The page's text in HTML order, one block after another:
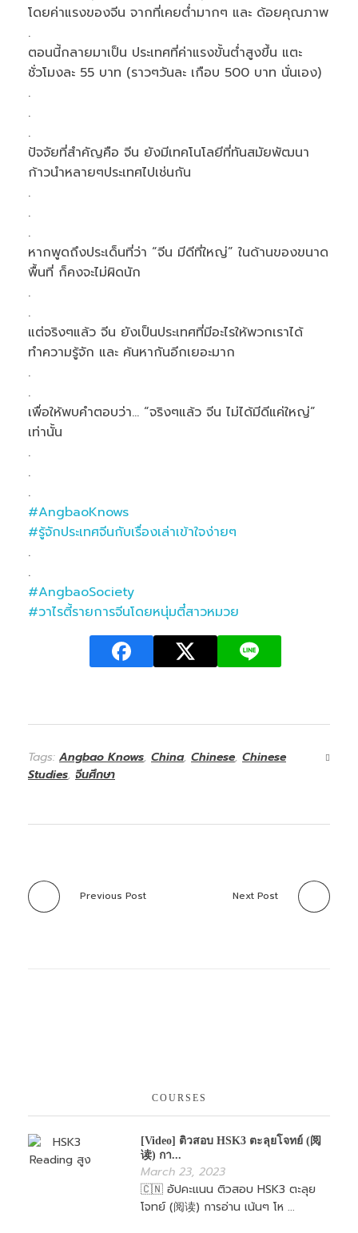
โดยค่าแรงของจีน จากที่เคยต่ำมากๆ และ ด้อยคุณภาพ
.
ตอนนี้กลายมาเป็น ประเทศที่ค่าแรงขั้นต่ำสูงขึ้น แตะ
ชั่วโมงละ 55 บาท (ราวๆวันละ เกือบ 500 บาท นั่นเอง)
.
.
.
ปัจจัยที่สำคัญคือ จีน ยังมีเทคโนโลยีที่ทันสมัยพัฒนา
ก้าวนำหลายๆประเทศไปเช่นกัน
.
.
.
หากพูดถึงประเด็นที่ว่า “จีน มีดีที่ใหญ่” ในด้านของขนาด
พื้นที่ ก็คงจะไม่ผิดนัก
.
.
แต่จริงๆแล้ว จีน ยังเป็นประเทศที่มีอะไรให้พวกเราได้
ทำความรู้จัก และ ค้นหากันอีกเยอะมาก
.
.
เพื่อให้พบคำตอบว่า… “จริงๆแล้ว จีน ไม่ได้มีดีแค่ใหญ่”
เท่านั้น
.
.
.
#AngbaoKnows
#รู้จักประเทศจีนกับเรื่องเล่าเข้าใจง่ายๆ
.
.
#AngbaoSociety
#วาไรตี้รายการจีนโดยหนุ่มตี๋สาวหมวย
Tags: Angbao Knows, China, Chinese, Chinese
Studies, จีนศึกษา
Previous Post Next Post
COURSES
[Video] ติวสอบ HSK3 ตะลุยโจทย์ (阅
读) กา...
March 23, 2023
🇨🇳 อัปคะแนน ติวสอบ HSK3 ตะลุย
โจทย์ (阅读) การอ่าน เน้นๆ โห ...